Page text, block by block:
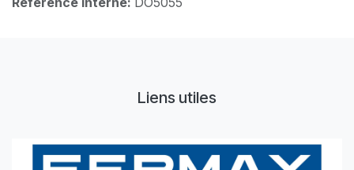
Liens utiles